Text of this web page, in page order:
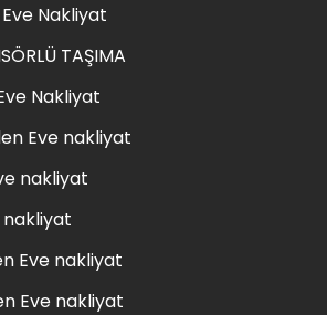
Nakliyat
TAŞIMA
Nakliyat
Eve nakliyat
nakliyat
nakliyat
Eve nakliyat
Eve nakliyat